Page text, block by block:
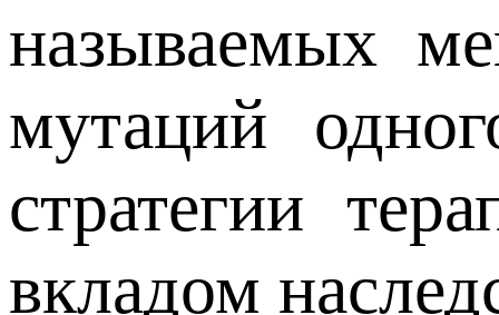
называемых
мутаций
стратегии
вкладом